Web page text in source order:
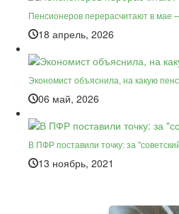
Пенсионеров перерасчитают в мае
18 апрель, 2026
Экономист объяснила, на какую
06 май, 2026
В ПФР поставили точку: за
13 ноябрь, 2021